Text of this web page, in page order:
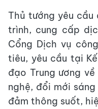
Thủ tướng yêu
trình, cung cấp
Cổng Dịch vụ
tiêu, yêu cầu tại
đạo Trung ương
nghệ, đổi mới
đảm thông suốt,